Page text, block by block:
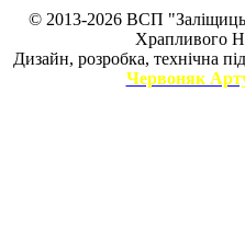
© 2013-2026 ВСП
Храпливого
Дизайн, розробка, технічна
Червоняк